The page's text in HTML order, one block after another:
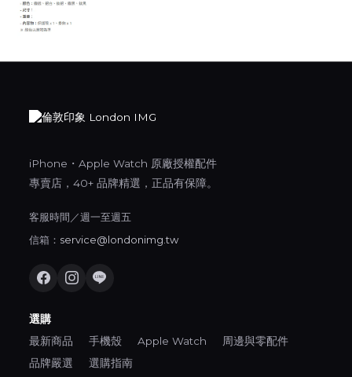
iPhone・Apple Watch 原廠授權配件
專賣店，40+ 品牌精選，正品有保障。
客服時間／週一至週五
信箱： service@londonimg.tw
選購
最新商品 手機殼 Apple Watch
周邊與零配件
品牌嚴選
選購指南